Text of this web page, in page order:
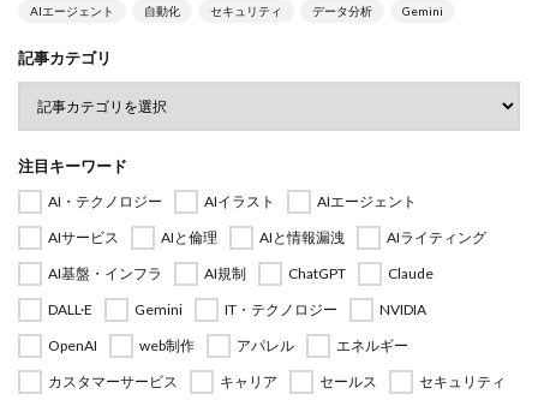
AIエージェント 自動化 セキュリティ データ分析 Gemini
記事カテゴリ
注目キーワード
AI・テクノロジー AIイラスト
AIエージェント
AIサービス
AIと倫理 AIと情報漏洩
AIライティング
AI基盤・インフラ
AI規制 ChatGPT
Claude
DALL·E
Gemini IT・テクノロジー
NVIDIA
OpenAI
web制作 アパレル
エネルギー
カスタマーサービス
キャリア セールス セキュリティ